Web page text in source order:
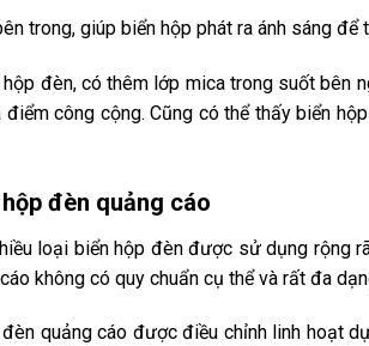
trong, giúp biển hộp phát ra ánh sáng
đèn, có thêm lớp mica trong suốt bên
công cộng. Cũng có thể thấy biển
đèn quảng cáo
loại biển hộp đèn được sử dụng rộng
không có quy chuẩn cụ thể và rất đa
quảng cáo được điều chỉnh linh hoạt